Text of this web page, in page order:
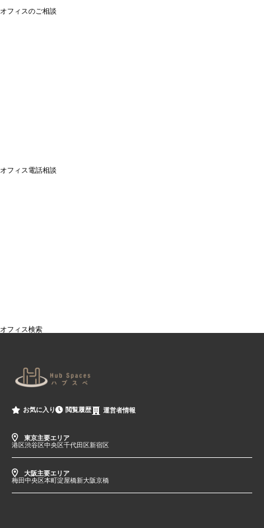
オフィスのご相談
オフィス電話相談
オフィス検索
お気に入り 閲覧履歴 運営者情報
東京主要エリア
港区渋谷区中央区千代田区新宿区
大阪主要エリア
梅田中央区本町淀屋橋新大阪京橋